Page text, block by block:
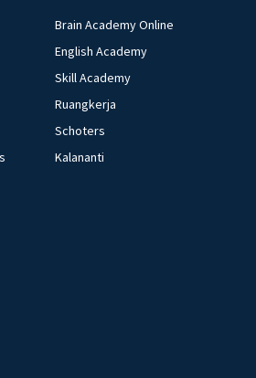
Brain Academy Online
English Academy
Skill Academy
Ruangkerja
Schoters
Kalananti